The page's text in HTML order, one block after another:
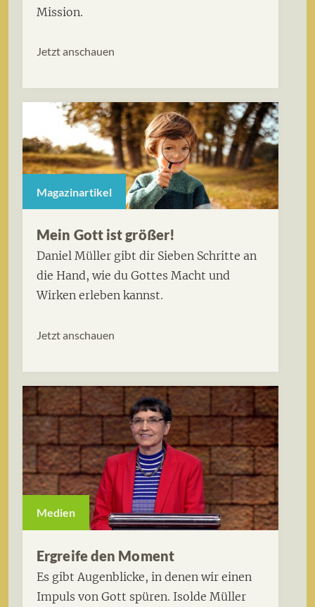
Mission.
Jetzt anschauen
Magazinartikel
Mein Gott ist größer!
Daniel Müller gibt dir Sieben Schritte an
die Hand, wie du Gottes Macht und
Wirken erleben kannst.
Jetzt anschauen
Medien
Ergreife den Moment
Es gibt Augenblicke, in denen wir einen
Impuls von Gott spüren. Isolde Müller